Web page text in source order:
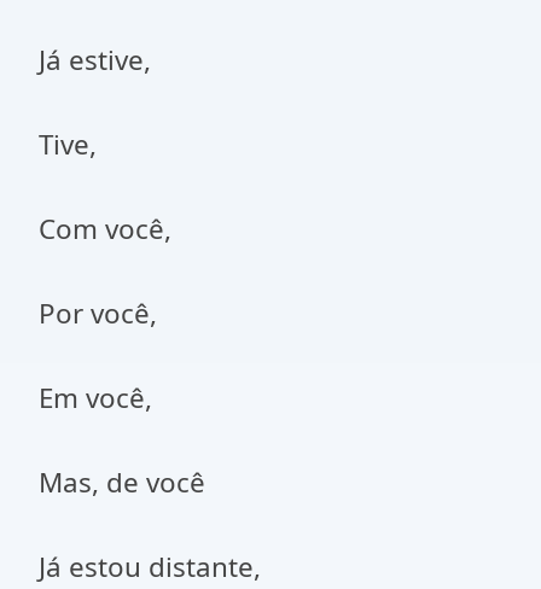
Já estive,
Tive,
Com você,
Por você,
Em você,
Mas, de você
Já estou distante,